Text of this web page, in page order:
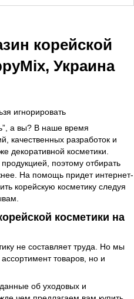
корейской
Украина
игнорировать
а вы? В наше время
качественных разработок и
декоративной косметики.
поэтому отбирать
На помощь придет интернет-
корейскую косметику следуя
косметики на
не составляет труда. Но мы
товаров, но и
об уходовых и